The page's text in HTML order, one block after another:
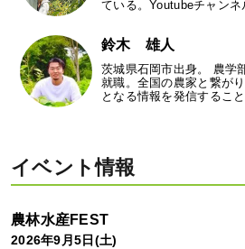
ている。Youtubeチャン
鈴木 雄人
茨城県石岡市出身。 農学
就職。全国の農家と繋が
となる情報を発信するこ
イベント情報
農林水産FEST
2026年9月5日(土)